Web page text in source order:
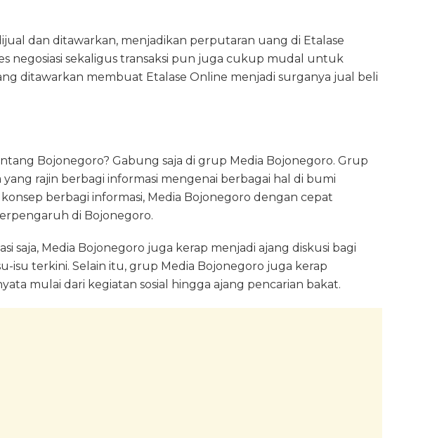
dan ditawarkan, menjadikan perputaran uang di Etalase
negosiasi sekaligus transaksi pun juga cukup mudal untuk
ditawarkan membuat Etalase Online menjadi surganya jual beli
Bojonegoro? Gabung saja di grup Media Bojonegoro. Grup
rajin berbagi informasi mengenai berbagai hal di bumi
berbagi informasi, Media Bojonegoro dengan cepat
di Bojonegoro.
saja, Media Bojonegoro juga kerap menjadi ajang diskusi bagi
isu terkini. Selain itu, grup Media Bojonegoro juga kerap
mulai dari kegiatan sosial hingga ajang pencarian bakat.